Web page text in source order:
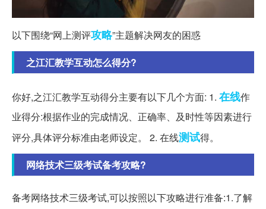
以下围绕“网上测评攻略”主题解决网友的困惑
之江汇教学互动怎么得分?
你好,之江汇教学互动得分主要有以下几个方面: 1. 在线作
业得分:根据作业的完成情况、正确率、及时性等因素进行
评分,具体评分标准由老师设定。 2. 在线测试得。
网络技术三级考试备考攻略?
备考网络技术三级考试,可以按照以下攻略进行准备:1.了解